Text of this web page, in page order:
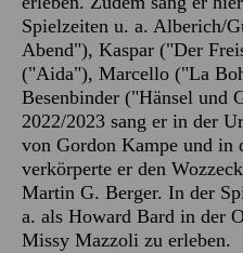
Spielzeiten u. a. Alberich/
Abend"), Kaspar ("Der
("Aida"), Marcello ("La
Besenbinder ("Hänsel und
2022/2023 sang er in der
von Gordon Kampe und in
verkörperte er den
Martin G. Berger. In der
a. als Howard Bard in der
Missy Mazzoli zu erleben.